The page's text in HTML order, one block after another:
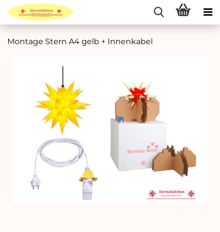
Montage Stern A4 gelb + Innenkabel